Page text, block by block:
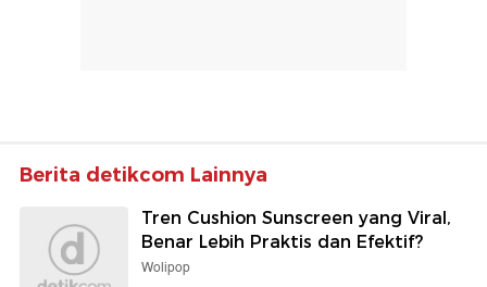
Berita detikcom Lainnya
Tren Cushion Sunscreen yang Viral,
Benar Lebih Praktis dan Efektif?
Wolipop